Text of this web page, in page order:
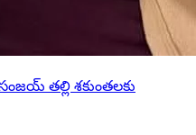
తల్లి శకుంతలకు